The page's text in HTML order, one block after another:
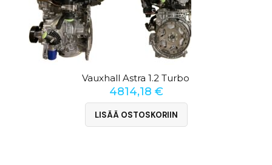
Vauxhall Astra 1.2 Turbo
4814,18 €
LISÄÄ OSTOSKORIIN